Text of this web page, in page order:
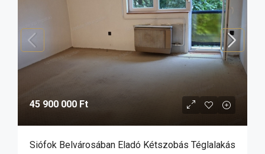
45 900 000 Ft
Siófok Belvárosában Eladó Kétszobás Téglalakás